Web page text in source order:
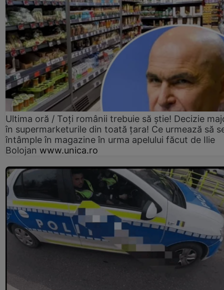
Ultima oră / Toți românii trebuie să știe! Decizie
în supermarketurile din toată țara! Ce urmează să
întâmple în magazine în urma apelului făcut de Ilie
Bolojan www.unica.ro